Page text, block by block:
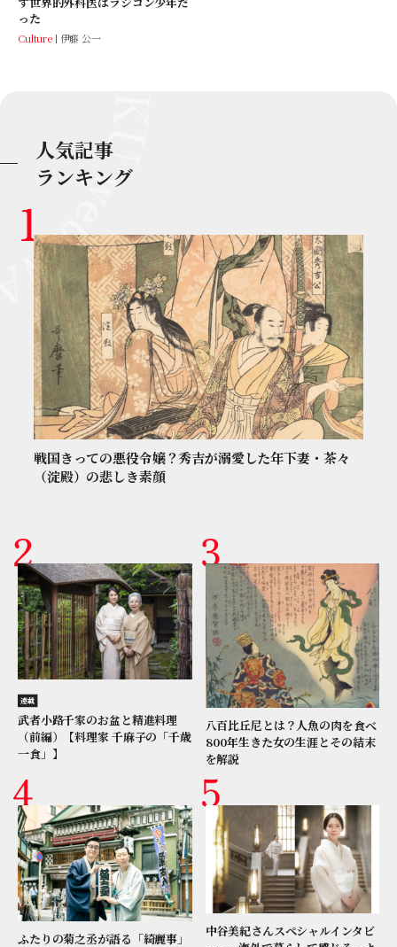
った
Culture 伊藤 公一
人気記事
ランキング
戦国きっての悪役令嬢？秀吉が溺愛した年下妻・茶々
（淀殿）の悲しき素顔
連載
武者小路千家のお盆と精進料理
（前編）【料理家 千麻子の「千歳
一食」】
八百比丘尼とは？人魚の肉を食べ
800年生きた女の生涯とその結末
を解説
ふたりの菊之丞が語る「綺麗事」
中谷美紀さんスペシャルインタビ